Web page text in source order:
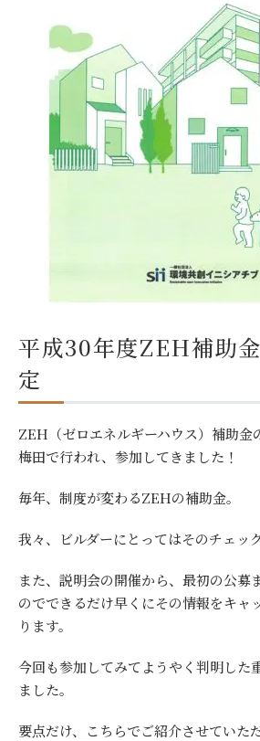
平成30年度ZEH補助
定
ZEH（ゼロエネルギーハウス）補助金
梅田で行われ、参加してきました！
毎年、制度が変わるZEHの補助金。
我々、ビルダーにとってはそのチェッ
また、説明会の開催から、最初の公募
のでできるだけ早くにその情報をキャ
ります。
今回も参加してみてようやく判明した
ました。
要点だけ、こちらでご紹介させていた